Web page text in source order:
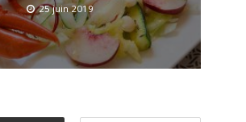
25 juin 2019